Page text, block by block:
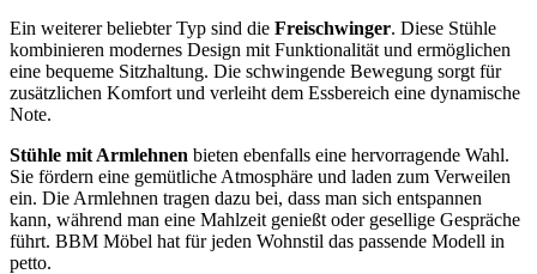
Ein weiterer beliebter Typ sind die Freischwinger. Diese Stühle
kombinieren modernes Design mit Funktionalität und ermöglichen
eine bequeme Sitzhaltung. Die schwingende Bewegung sorgt für
zusätzlichen Komfort und verleiht dem Essbereich eine dynamische
Note.
Stühle mit Armlehnen bieten ebenfalls eine hervorragende Wahl.
Sie fördern eine gemütliche Atmosphäre und laden zum Verweilen
ein. Die Armlehnen tragen dazu bei, dass man sich entspannen
kann, während man eine Mahlzeit genießt oder gesellige Gespräche
führt. BBM Möbel hat für jeden Wohnstil das passende Modell in
petto.